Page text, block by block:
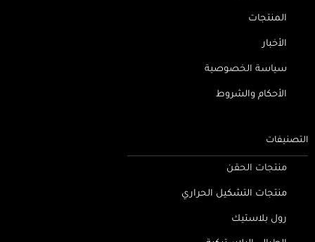
المنتجات
الأخبار
سياسة الخصوصية
الأحكام والشروط
التصنيفات
منتجات الحقن
منتجات التشكيل الحراري
رول بلاستيك